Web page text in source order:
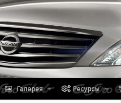
Галерея Ресурсы